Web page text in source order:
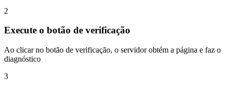
2
Execute o botão de verificação
Ao clicar no botão de verificação, o servidor obtém a página e faz o
diagnóstico
3